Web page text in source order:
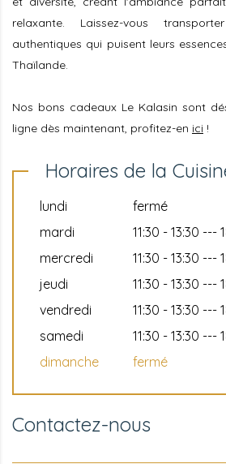
relaxante. Laissez-vous
authentiques qui puisent leurs
Thaïlande.
Nos bons cadeaux Le Kalasin sont
ligne dès maintenant, profitez-en ici !
Horaires de la
lundi
fermé
mardi
11:30 - 13:30 ---
mercredi
11:30 - 13:30 ---
jeudi
11:30 - 13:30 ---
vendredi
11:30 - 13:30 ---
samedi
11:30 - 13:30 ---
dimanche
fermé
Contactez-nous